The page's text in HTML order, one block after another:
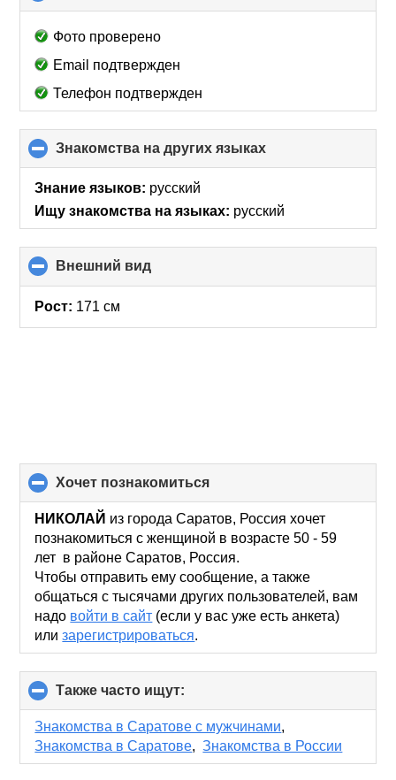
to
Фото проверено
Email подтвержден
Телефон подтвержден
Знакомства на других языках
to
contents
Знание языков: русский
Ищу знакомства на языках: русский
Внешний вид
to
Рост: 171 см
хочет познакомиться
to
collapse
contents
НИКОЛАЙ из города Саратов, Россия хочет
познакомиться с женщиной в возрасте 50 - 59
лет в районе Саратов, Россия.
Чтобы отправить ему сообщение, а также
общаться с тысячами других пользователей, вам
надо войти в сайт (если у вас уже есть анкета)
илизарегистрироваться.
Также часто ищут:
to
collapse
contents
Знакомства в Саратове с мужчинами,
Знакомства в Саратове,Знакомства в России